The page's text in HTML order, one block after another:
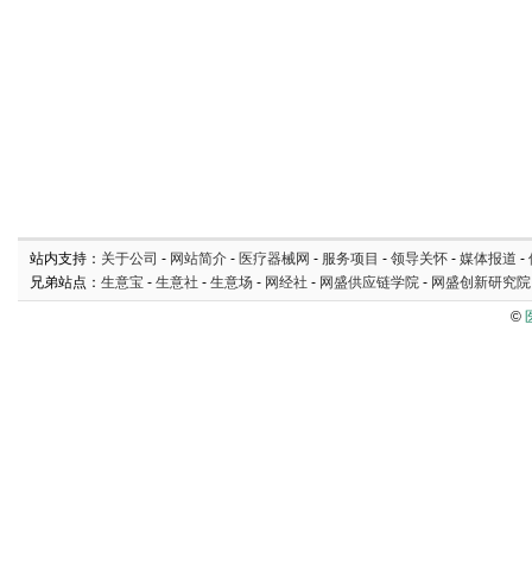
站内支持： 关于公司 - 网站简介 - 医疗器械网 - 服务项目 - 领导关怀 - 媒体报道 -
兄弟站点： 生意宝 - 生意社 - 生意场 - 网经社 - 网盛供应链学院 - 网盛创新研究院
©